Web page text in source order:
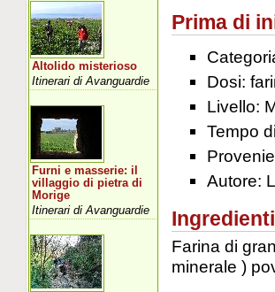
Prima di
Dosi:
Livello:
Tempo
Autore:
Ingredienti
Farina di
minerale )
Altolido misterioso
Itinerari di Avanguardie
Furni e masserie: il
villaggio di pietra di
Morige
Itinerari di Avanguardie